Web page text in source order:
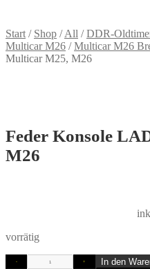
Start / Shop /All /DDR-
Multicar M26 /Multicar M26
Multicar M25, M26
Feder Konsole
M26
vorrätig
- + In den